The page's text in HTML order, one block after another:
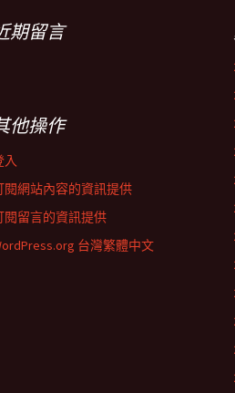
期留言
他操作
入
閱網站內容的資訊提供
閱留言的資訊提供
台灣繁體中文